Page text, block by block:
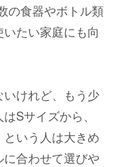
の食器やボトル類
たい家庭にも向
けれど、もう少
Sサイズから、
という人は大きめ
に合わせて選び